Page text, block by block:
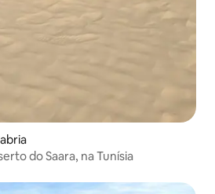
do Saara, na Tunísia